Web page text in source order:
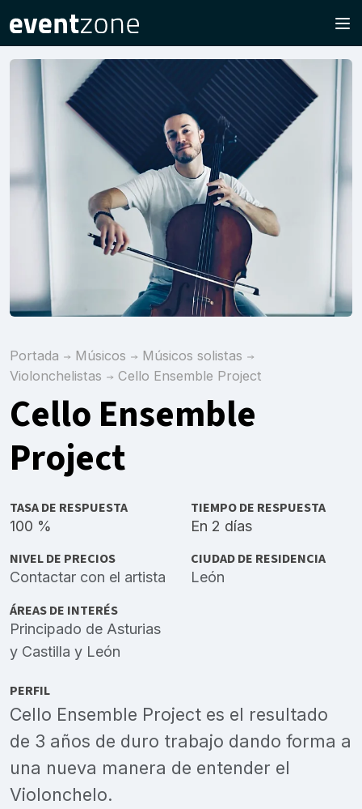
Portada Músicos
Músicos solistas
Violonchelistas
Cello Ensemble Project
Cello Ensemble
Project
TASA DE RESPUESTA
100 %
TIEMPO DE RESPUESTA
En 2 días
NIVEL DE PRECIOS
Contactar con el artista
CIUDAD DE RESIDENCIA
León
ÁREAS DE INTERÉS
Principado de Asturias
y Castilla y León
PERFIL
Cello Ensemble Project es el resultado
de 3 años de duro trabajo dando forma a
una nueva manera de entender el
Violonchelo.